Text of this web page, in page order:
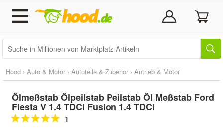
Hood › Auto & Motor › Autoteile & Zubehör › Antrieb & Motor
Ölmeßstab Ölpeilstab Peilstab Öl Meßstab Ford
Fiesta V 1.4 TDCi Fusion 1.4 TDCi
1